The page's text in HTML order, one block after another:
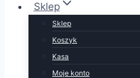
Sklep
Sklep
Koszyk
Kasa
Moje konto